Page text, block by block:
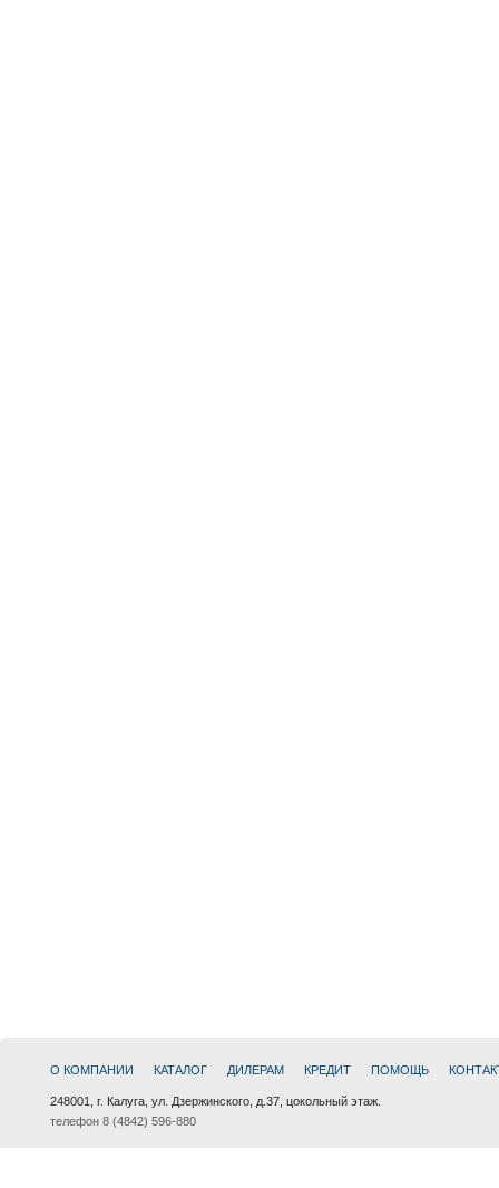
О КОМПАНИИ КАТАЛОГ ДИЛЕРАМ КРЕДИТ ПОМОЩЬ
248001, г. Калуга, ул. Дзержинского, д.37, цокольный этаж.
телефон 8 (4842) 596-880